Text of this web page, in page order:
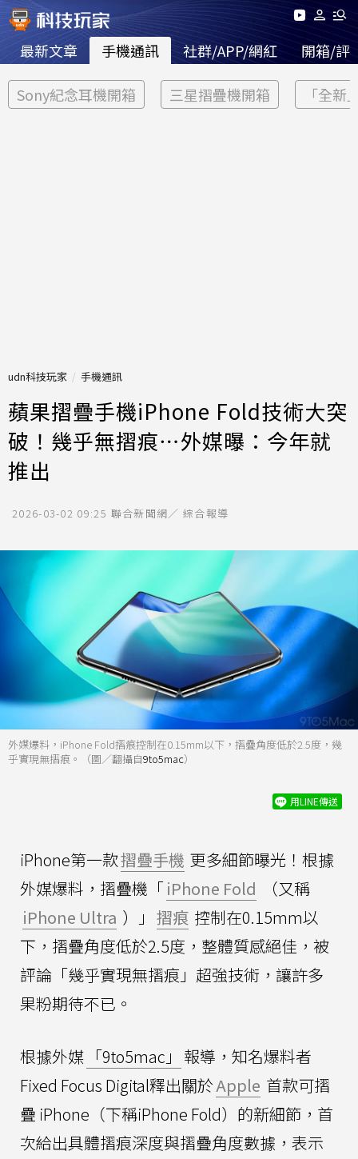
最新文章 手機通訊 社群/APP/網紅 開箱/評
Sony紀念耳機開箱 三星摺疊機開箱 「全新
udn科技玩家 手機通訊
蘋果摺疊手機iPhone Fold技術大突
破！幾乎無摺痕⋯外媒曝：今年就
推出
2026-03-02 09:25 聯合新聞網／ 綜合報導
外媒爆料，iPhone Fold摺痕控制在0.15mm以下，摺疊角度低於2.5度，幾
乎實現無摺痕。（圖／翻攝自9to5mac）
用LINE傳送
iPhone第一款摺疊手機 更多細節曝光！根據
外媒爆料，摺疊機「iPhone Fold
（又稱
iPhone Ultra ）」 摺痕 控制在0.15mm以
下，摺疊角度低於2.5度，整體質感絕佳，被
評論「幾乎實現無摺痕」超強技術，讓許多
果粉期待不已。
根據外媒 「9to5mac」 報導，知名爆料者
Fixed Focus Digital釋出關於Apple 首款可摺
疊 iPhone（下稱iPhone Fold）的新細節，首
次給出具體摺痕深度與摺疊角度數據，表示